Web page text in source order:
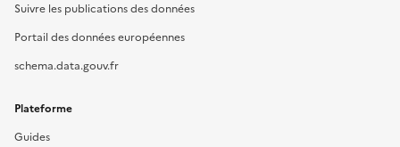
Suivre les publications des données
Portail des données européennes
schema.data.gouv.fr
Plateforme
Guides